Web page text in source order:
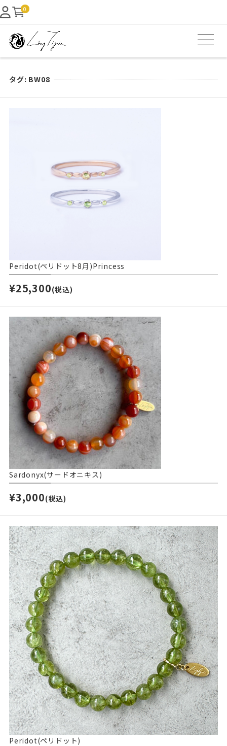
0
タグ: BW08
Peridot(ペリドット8月)Princess
¥25,300(税込)
Sardonyx(サードオニキス)
¥3,000(税込)
Peridot(ペリドット)